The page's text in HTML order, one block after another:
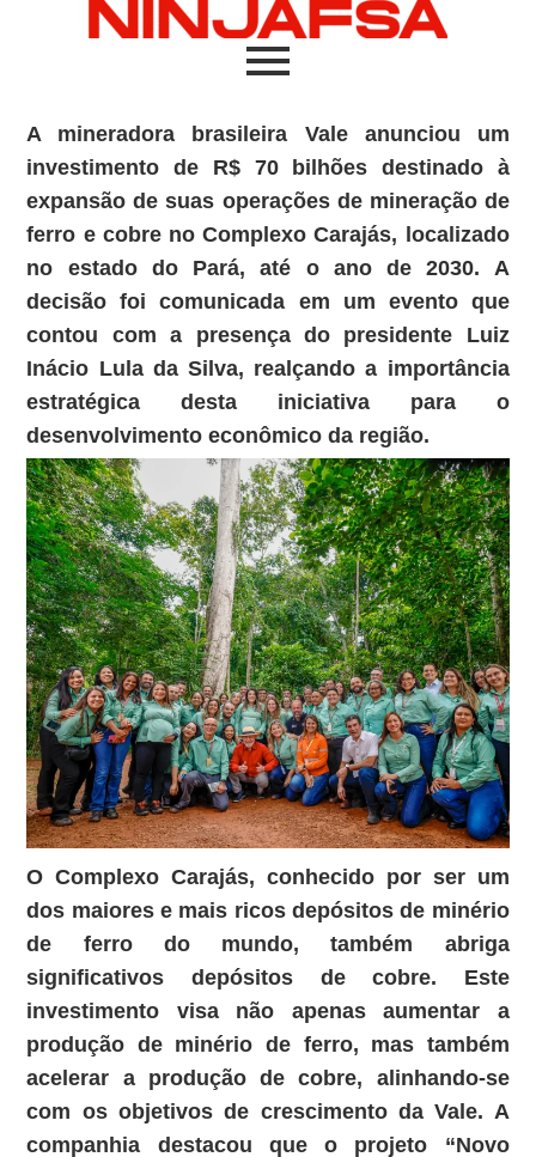
A mineradora brasileira Vale anunciou um
investimento de R$ 70 bilhões destinado à
expansão de suas operações de mineração de
ferro e cobre no Complexo Carajás, localizado
no estado do Pará, até o ano de 2030. A
decisão foi comunicada em um evento que
contou com a presença do presidente Luiz
Inácio Lula da Silva, realçando a importância
estratégica desta iniciativa para o
desenvolvimento econômico da região.
O Complexo Carajás, conhecido por ser um
dos maiores e mais ricos depósitos de minério
de ferro do mundo, também abriga
significativos depósitos de cobre. Este
investimento visa não apenas aumentar a
produção de minério de ferro, mas também
acelerar a produção de cobre, alinhando-se
com os objetivos de crescimento da Vale. A
companhia destacou que o projeto “Novo